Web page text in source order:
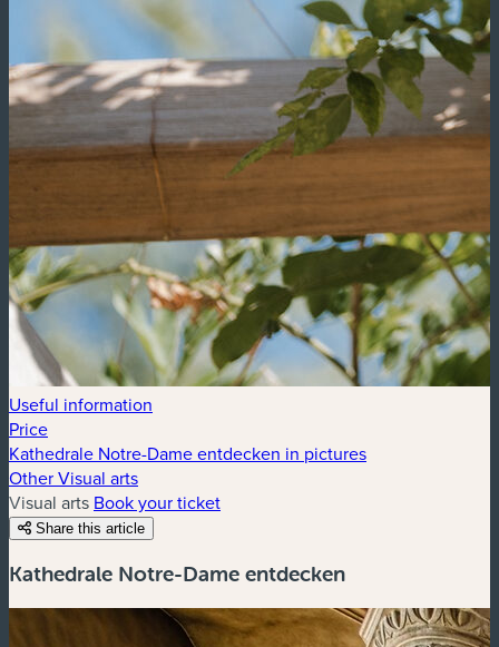
Useful information
Price
Kathedrale Notre-Dame entdecken in pictures
Other Visual arts
Visual arts Book your ticket
Share this article
Kathedrale Notre-Dame entdecken